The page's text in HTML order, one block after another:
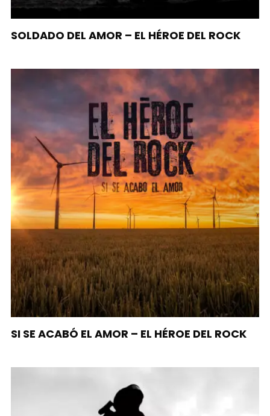
SOLDADO DEL AMOR – EL HÉROE DEL ROCK
SI SE ACABÓ EL AMOR – EL HÉROE DEL ROCK